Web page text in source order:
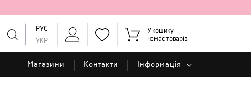
РУС
УКР
У кошику
немає товарів
Магазини Контакти Інформація